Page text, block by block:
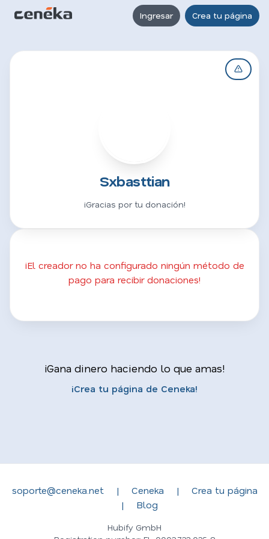
Ingresar Crea tu página
Sxbasttian
¡Gracias por tu donación!
¡El creador no ha configurado ningún método de
pago para recibir donaciones!
¡Gana dinero haciendo lo que amas!
¡Crea tu página de Ceneka!
soporte@ceneka.net | Ceneka |
Crea tu página
|
Blog
Hubify GmbH